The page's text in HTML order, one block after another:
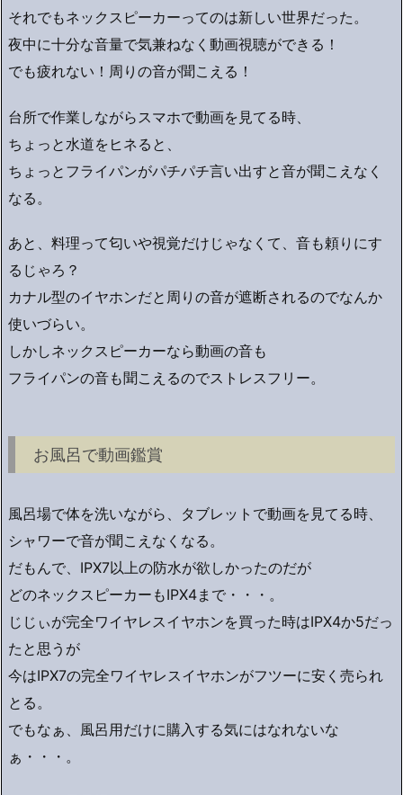
それでもネックスピーカーってのは新しい世界だった。
夜中に十分な音量で気兼ねなく動画視聴ができる！
でも疲れない！周りの音が聞こえる！
台所で作業しながらスマホで動画を見てる時、
ちょっと水道をヒネると、
ちょっとフライパンがパチパチ言い出すと音が聞こえなく
なる。
あと、料理って匂いや視覚だけじゃなくて、音も頼りにす
るじゃろ？
カナル型のイヤホンだと周りの音が遮断されるのでなんか
使いづらい。
しかしネックスピーカーなら動画の音も
フライパンの音も聞こえるのでストレスフリー。
お風呂で動画鑑賞
風呂場で体を洗いながら、タブレットで動画を見てる時、
シャワーで音が聞こえなくなる。
だもんで、IPX7以上の防水が欲しかったのだが
どのネックスピーカーもIPX4まで・・・。
じじぃが完全ワイヤレスイヤホンを買った時はIPX4か5だっ
たと思うが
今はIPX7の完全ワイヤレスイヤホンがフツーに安く売られ
とる。
でもなぁ、風呂用だけに購入する気にはなれないな
ぁ・・・。